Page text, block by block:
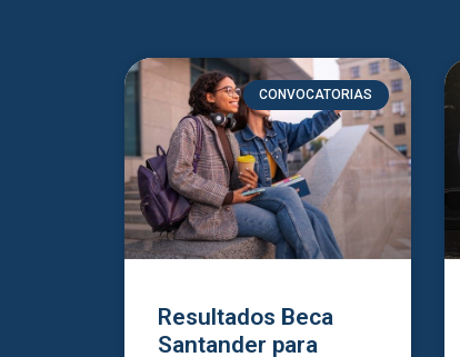
CONVOCATORIAS
Resultados Beca
Santander para